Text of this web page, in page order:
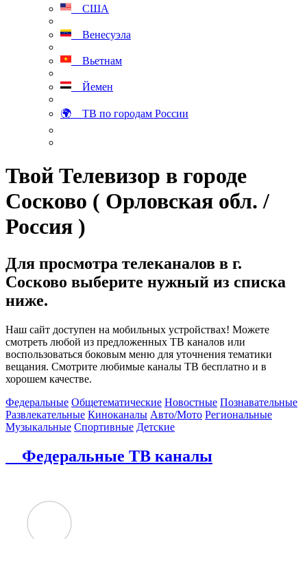
США
Венесуэла
Вьетнам
Йемен
🌍 ТВ по городам России
Твой Телевизор в городе
Сосково ( Орловская обл. /
Россия )
Для просмотра телеканалов в г.
Сосково выберите нужный из списка
ниже.
Наш сайт доступен на мобильных устройствах! Можете
смотреть любой из предложенных ТВ каналов или
воспользоваться боковым меню для уточнения тематики
вещания. Смотрите любимые каналы ТВ бесплатно и в
хорошем качестве.
Федеральные Общетематические Новостные Познавательные
Развлекательные Киноканалы Авто/Мото Региональные
Музыкальные Спортивные Детские
Федеральные ТВ каналы